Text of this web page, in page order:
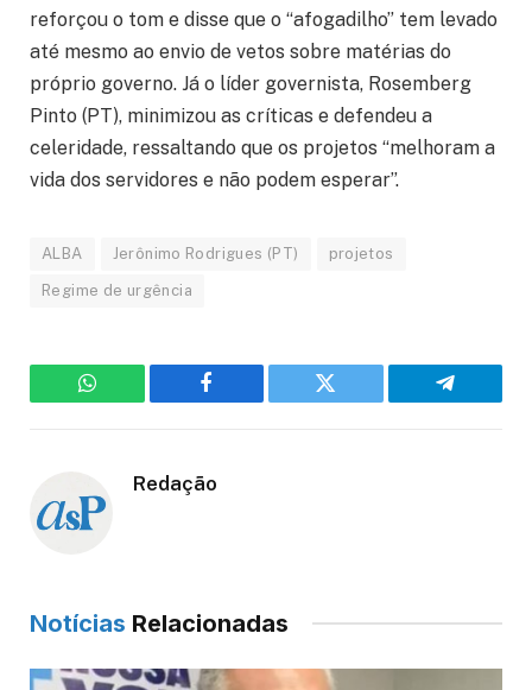
reforçou o tom e disse que o “afogadilho” tem levado
até mesmo ao envio de vetos sobre matérias do
próprio governo. Já o líder governista, Rosemberg
Pinto (PT), minimizou as críticas e defendeu a
celeridade, ressaltando que os projetos “melhoram a
vida dos servidores e não podem esperar”.
ALBA Jerônimo Rodrigues (PT) projetos
Regime de urgência
WhatsApp Facebook Twitter Telegram
Redação
Notícias Relacionadas